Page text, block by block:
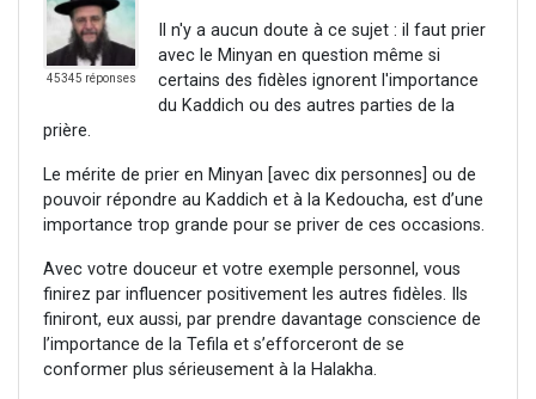
45345 réponses
Il n'y a aucun doute à ce sujet : il faut prier
avec le Minyan en question même si
certains des fidèles ignorent l'importance
du Kaddich ou des autres parties de la
prière.
Le mérite de prier en Minyan [avec dix personnes] ou de
pouvoir répondre au Kaddich et à la Kedoucha, est d’une
importance trop grande pour se priver de ces occasions.
Avec votre douceur et votre exemple personnel, vous
finirez par influencer positivement les autres fidèles. Ils
finiront, eux aussi, par prendre davantage conscience de
l’importance de la Tefila et s’efforceront de se
conformer plus sérieusement à la Halakha.